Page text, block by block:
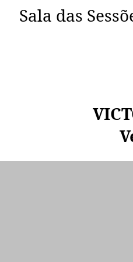
Sala das